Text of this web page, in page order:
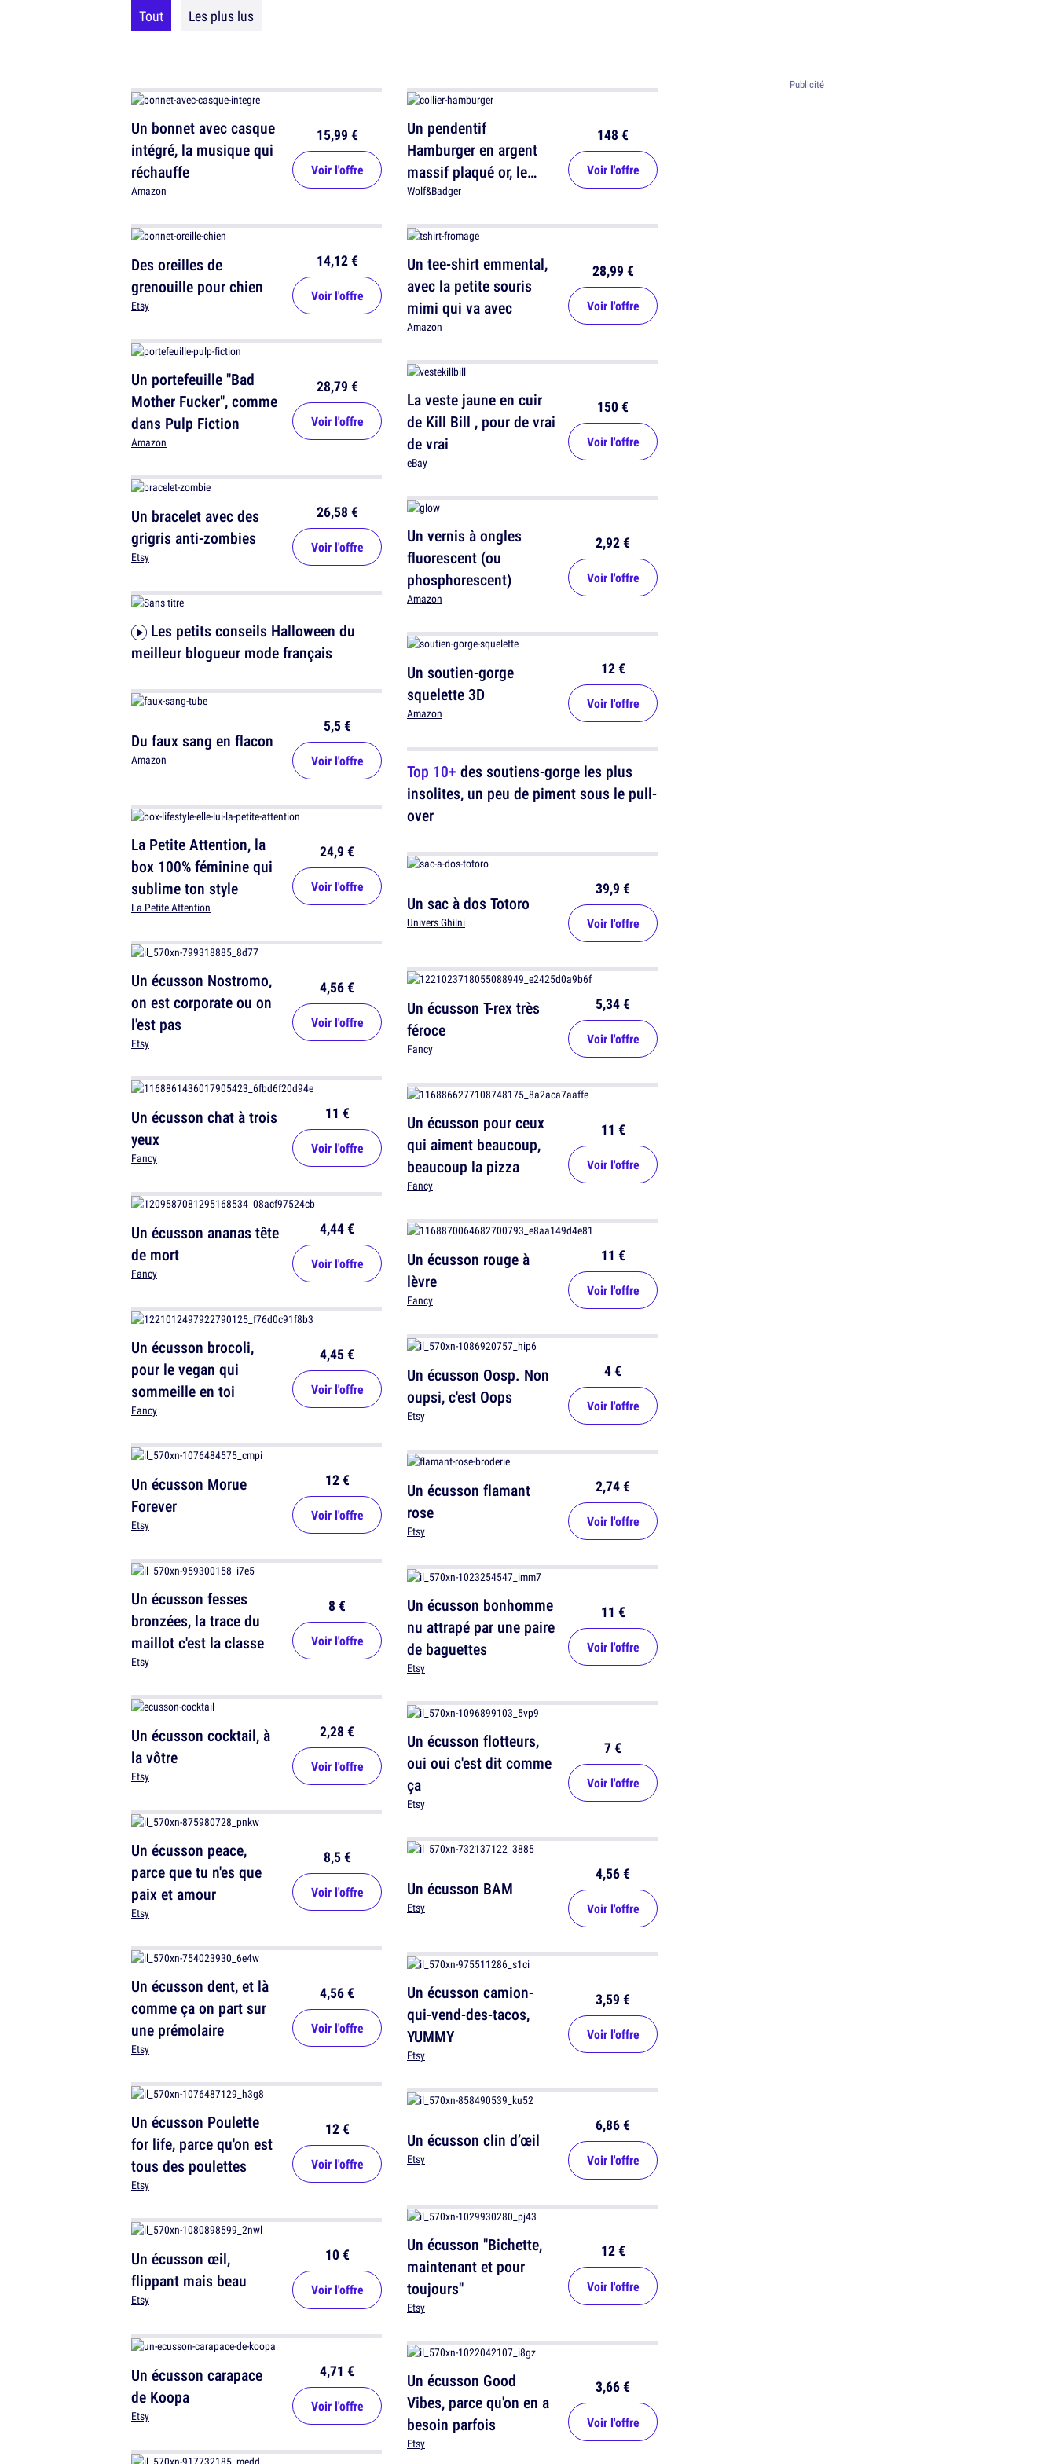
Tout Les plus lus
Un bonnet avec casque
intégré, la musique qui
réchauffe
Amazon
15,99 €
Voir l'offre
Des oreilles de
grenouille pour chien
Etsy
14,12 €
Voir l'offre
Un portefeuille "Bad
Mother Fucker", comme
dans Pulp Fiction
Amazon
28,79 €
Voir l'offre
Un bracelet avec des
grigris anti-zombies
Etsy
26,58 €
Voir l'offre
meilleur blogueur mode français
Du faux sang en flacon
Amazon
5,5 €
Voir l'offre
La Petite Attention, la
box 100% féminine qui
sublime ton style
La Petite Attention
24,9 €
Voir l'offre
Un écusson Nostromo,
on est corporate ou on
l'est pas
Etsy
4,56 €
Voir l'offre
Un écusson chat à trois
yeux
Fancy
11 €
Voir l'offre
Un écusson ananas tête
de mort
Fancy
4,44 €
Voir l'offre
Un écusson brocoli,
pour le vegan qui
sommeille en toi
Fancy
4,45 €
Voir l'offre
Un écusson Morue
Forever
Etsy
12 €
Voir l'offre
Un écusson fesses
bronzées, la trace du
maillot c'est la classe
Etsy
8 €
Voir l'offre
Un écusson cocktail, à
la vôtre
Etsy
2,28 €
Voir l'offre
Un écusson peace,
parce que tu n'es que
paix et amour
Etsy
8,5 €
Voir l'offre
Un écusson dent, et là
comme ça on part sur
une prémolaire
Etsy
4,56 €
Voir l'offre
Un écusson Poulette
for life, parce qu'on est
tous des poulettes
Etsy
12 €
Voir l'offre
Un écusson œil,
flippant mais beau
Etsy
10 €
Voir l'offre
Un écusson carapace
de Koopa
Etsy
4,71 €
Voir l'offre
Un pendentif
Hamburger en argent
massif plaqué or, le
Bling bling burger
Wolf&Badger
148 €
Voir l'offre
Un tee-shirt emmental,
avec la petite souris
mimi qui va avec
Amazon
28,99 €
Voir l'offre
La veste jaune en cuir
de Kill Bill , pour de vrai
de vrai
eBay
150 €
Voir l'offre
Un vernis à ongles
fluorescent (ou
phosphorescent)
Amazon
2,92 €
Voir l'offre
Un soutien-gorge
squelette 3D
Amazon
12 €
Voir l'offre
Top 10+ des soutiens-gorge les plus
insolites, un peu de piment sous le pull-
over
Un sac à dos Totoro
Univers Ghilni
39,9 €
Voir l'offre
Un écusson T-rex très
féroce
Fancy
5,34 €
Voir l'offre
Un écusson pour ceux
qui aiment beaucoup,
beaucoup la pizza
Fancy
11 €
Voir l'offre
Un écusson rouge à
lèvre
Fancy
11 €
Voir l'offre
Un écusson Oosp. Non
oupsi, c'est Oops
Etsy
4 €
Voir l'offre
Un écusson flamant
rose
Etsy
2,74 €
Voir l'offre
Un écusson bonhomme
nu attrapé par une paire
de baguettes
Etsy
11 €
Voir l'offre
Un écusson flotteurs,
oui oui c'est dit comme
ça
Etsy
7 €
Voir l'offre
Un écusson BAM
Etsy
4,56 €
Voir l'offre
Un écusson camion-
qui-vend-des-tacos,
YUMMY
Etsy
3,59 €
Voir l'offre
Un écusson clin d’œil
Etsy
6,86 €
Voir l'offre
Un écusson "Bichette,
maintenant et pour
toujours"
Etsy
12 €
Voir l'offre
Un écusson Good
Vibes, parce qu'on en a
besoin parfois
Etsy
3,66 €
Voir l'offre